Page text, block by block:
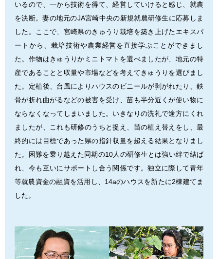
いるので、一から技術を得て、経営していけると感じ、就農
を決断。妻の地元のJA宮崎中央の新規就農研修生に応募しま
した。ここで、宮崎県のきゅうり栽培を築き上げたエキスパ
ートから、栽培技術や農業経営を直接学ぶことができまし
た。作物はきゅうりかミニトマトを選べましたが、地元の特
産であることと収量や市場などを考えてきゅうりを選びまし
た。定植後、台風によりハウスのビニールが剥がれたり、鉄
骨が折れ曲がるなどの被害を受け、苗も半分近くが使い物に
ならなくなってしまいました。いきなりの洗礼で途方にくれ
ましたが、これも研修のうちと捉え、苗の植え替えをし、最
終的には目標であった県の指針収量を超える結果となりまし
た。困難を乗り越えた同期の10人の研修生とは強い絆で結ば
れ、今も互いにサポートし合う関係です。独立に際して青年
等就農資金の融資を活用し、14aのハウスを新たに2棟建てま
した。